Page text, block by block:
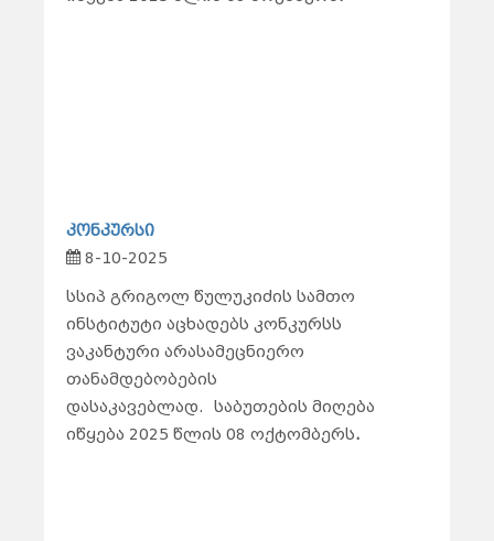
კონკურსი
8-10-2025
სსიპ გრიგოლ წულუკიძის სამთო
ინსტიტუტი აცხადებს კონკურსს
ვაკანტური არასამეცნიერო
თანამდებობების
დასაკავებლად. საბუთების მიღება
იწყება 2025 წლის 08 ოქტომბერს.